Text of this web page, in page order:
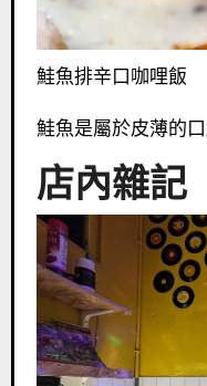
鮭魚排辛口咖哩飯
鮭魚是屬於皮薄的
店內雜記